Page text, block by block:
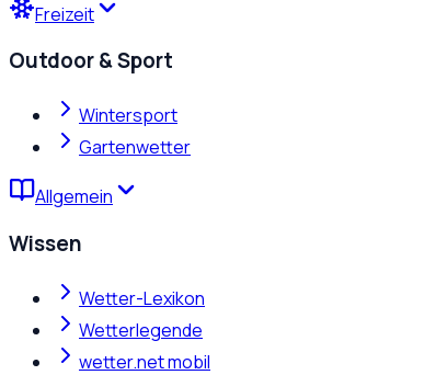
Freizeit
Outdoor & Sport
Wintersport
Gartenwetter
Allgemein
Wissen
Wetter-Lexikon
Wetterlegende
wetter.net mobil